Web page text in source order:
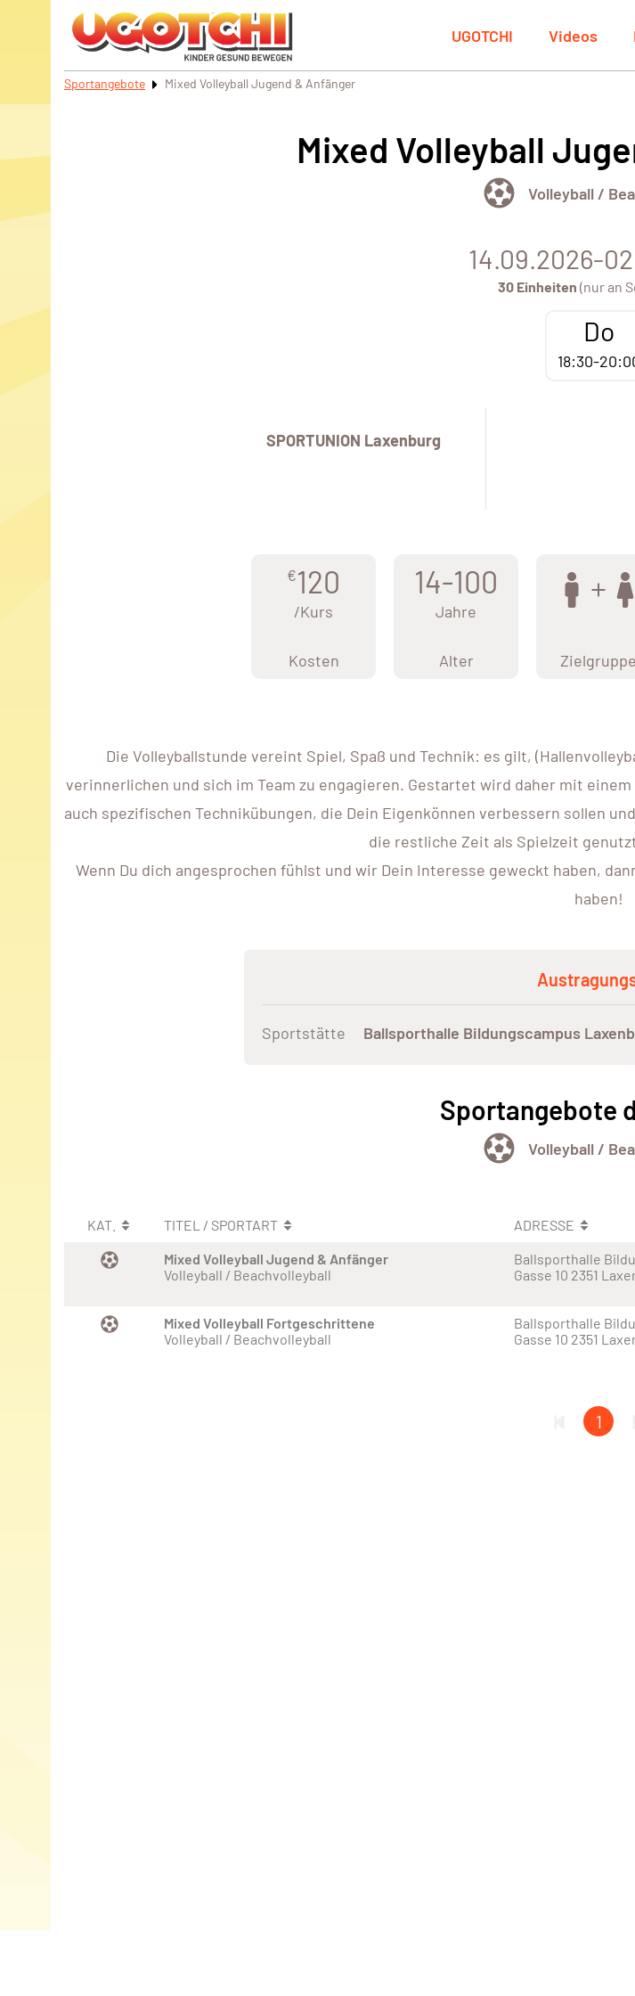
UGOTCHI Videos
Sportangebote Mixed Volleyball Jugend & Anfänger
Mixed Volleyball
Volleyball /
14.09.2026-
30 Einheiten (nur an
Do
18:30-
SPORTUNION Laxenburg
€120
/Kurs
Kosten
14-100
Jahre
Alter Zielgruppe
Die Volleyballstunde vereint Spiel, Spaß und Technik: es gilt,
verinnerlichen und sich im Team zu engagieren. Gestartet wird daher mit
auch spezifischen Technikübungen, die Dein Eigenkönnen verbessern sollen
die restliche Zeit als Spielzeit
Wenn Du dich angesprochen fühlst und wir Dein Interesse geweckt haben,
haben!
Sportstätte Ballsporthalle Bildungscampus
Sportangebote
Volleyball /
KAT. TITEL / SPORTART ADRESSE
Mixed Volleyball Jugend & Anfänger
Volleyball / Beachvolleyball
Ballsporthalle
Gasse 10 2351
Mixed Volleyball Fortgeschrittene
Volleyball / Beachvolleyball
Ballsporthalle
Gasse 10 2351
1